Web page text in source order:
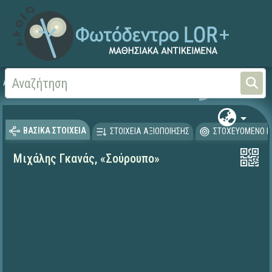
Αρχική Γλώσσα και Λογοτεχνία
ΒΑΣΙΚΑ ΣΤΟΙΧΕΙΑ ΣΤΟΙΧΕΙΑ ΑΞΙΟΠΟΙΗΣΗΣ ΣΤΟΧΕΥΟΜΕΝΟ
Μιχάλης Γκανάς, «Σούρουπο»